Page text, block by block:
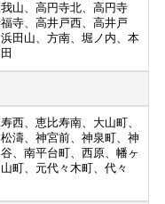
山、高円寺北、高円寺
寺、高井戸西、高井戸
田山、方南、堀ノ内、本
西、恵比寿南、大山町、
濤、神宮前、神泉町、神
、南平台町、西原、幡ヶ
町、元代々木町、代々